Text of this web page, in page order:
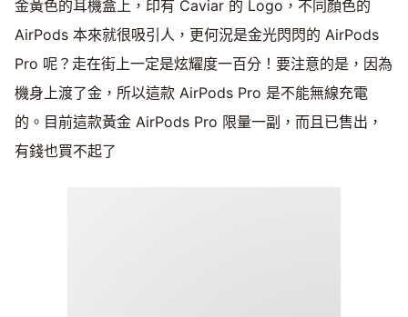
金黃色的耳機盒上，印有 Caviar 的 Logo，不同顏色的
AirPods 本來就很吸引人，更何況是金光閃閃的 AirPods
Pro 呢？走在街上一定是炫耀度一百分！要注意的是，因為
機身上渡了金，所以這款 AirPods Pro 是不能無線充電
的。目前這款黃金 AirPods Pro 限量一副，而且已售出，
有錢也買不起了